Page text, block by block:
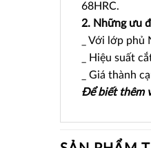
68HRC.
2. Những ưu
_ Với lớp
_ Hiệu suất
_ Giá thành
Để biết thêm